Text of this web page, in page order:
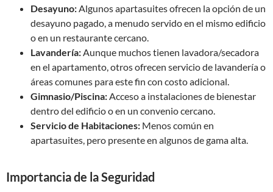
Desayuno:Algunos apartasuites ofrecen la opción de un
desayuno pagado, a menudo servido en el mismo edificio
o en un restaurante cercano.
Lavandería:Aunque muchos tienen lavadora/secadora
en el apartamento, otros ofrecen servicio de lavandería o
áreas comunes para este fin con costo adicional.
Gimnasio/Piscina:Acceso a instalaciones de bienestar
dentro del edificio o en un convenio cercano.
Servicio de Habitaciones: Menos común en
apartasuites, pero presente en algunos de gama alta.
Importancia de la Seguridad